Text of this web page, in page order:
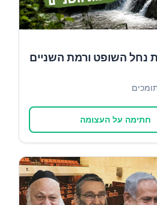
נחל השופט ורמת השניים
חתימה על העצומה